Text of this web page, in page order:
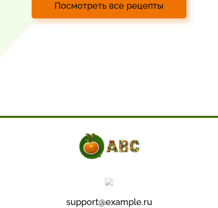
Посмотреть все рецепты
support@example.ru